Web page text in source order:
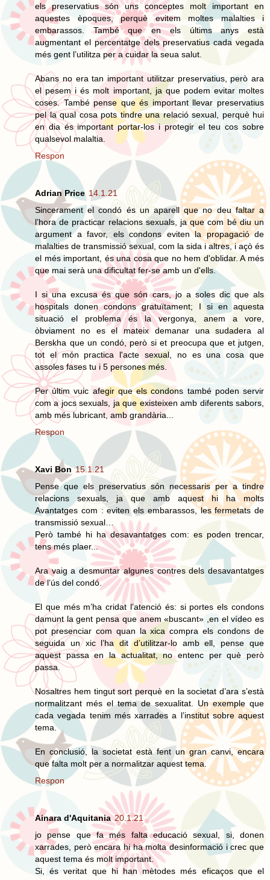
els preservatius són uns conceptes molt important en
aquestes èpoques, perquè evitem moltes malalties i
embarassos. També que en els últims anys està
augmentant el percentatge dels preservatius cada vegada
més gent l’utilitza per a cuidar la seua salut.
Abans no era tan important utilitzar preservatius, però ara
el pesem i és molt important, ja que podem evitar moltes
coses. També pense que és important llevar preservatius
pel la qual cosa pots tindre una relació sexual, perquè hui
en dia és important portar-los i protegir el teu cos sobre
qualsevol malaltia.
Respon
Adrian Price 14.1.21
Sincerament el condó és un aparell que no deu faltar a
l’hora de practicar relacions sexuals, ja que com bé diu un
argument a favor, els condons eviten la propagació de
malalties de transmissió sexual, com la sida i altres, i açò és
el més important, és una cosa que no hem d'oblidar. A més
que mai serà una dificultat fer-se amb un d'ells.
I si una excusa és que són cars, jo a soles dic que als
hospitals donen condons gratuïtament; I si en aquesta
situació el problema és la vergonya, anem a vore,
òbviament no es el mateix demanar una sudadera al
Berskha que un condó, però si et preocupa que et jutgen,
tot el món practica l'acte sexual, no es una cosa que
assoles fases tu i 5 persones més.
Per últim vuic afegir que els condons també poden servir
com a jocs sexuals, ja que existeixen amb diferents sabors,
amb més lubricant, amb grandària...
Respon
Xavi Bon 15.1.21
Pense que els preservatius són necessaris per a tindre
relacions sexuals, ja que amb aquest hi ha molts
Avantatges com : eviten els embarassos, les fermetats de
transmissió sexual…
Però també hi ha desavantatges com: es poden trencar,
tens més plaer...
Ara vaig a desmuntar algunes contres dels desavantatges
de l’ús del condó.
El que més m’ha cridat l’atenció és: si portes els condons
damunt la gent pensa que anem «buscant» ,en el vídeo es
pot presenciar com quan la xica compra els condons de
seguida un xic l’ha dit d’utilitzar-lo amb ell, pense que
aquest passa en la actualitat, no entenc per què però
passa.
Nosaltres hem tingut sort perquè en la societat d’ara s’està
normalitzant més el tema de sexualitat. Un exemple que
cada vegada tenim més xarrades a l’institut sobre aquest
tema.
En conclusió, la societat està fent un gran canvi, encara
que falta molt per a normalitzar aquest tema.
Respon
Ainara d'Aquitania 20.1.21
jo pense que fa més falta educació sexual, si, donen
xarrades, però encara hi ha molta desinformació i crec que
aquest tema és molt important.
Si, és veritat que hi han mètodes més eficaços que el